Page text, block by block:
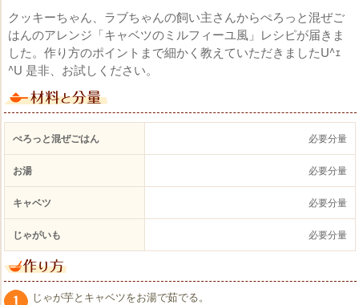
クッキーちゃん、ラブちゃんの飼い主さんからぺろっと混ぜご
はんのアレンジ「キャベツのミルフィーユ風」レシピが届きま
した。作り方のポイントまで細かく教えていただきましたU^ｪ
^U 是非、お試しください。
ぺろっと混ぜごはん 必要分量
お湯 必要分量
キャベツ 必要分量
じゃがいも 必要分量
じゃが芋とキャベツをお湯で茹でる。